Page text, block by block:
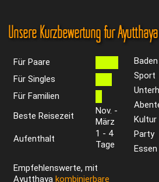
Unsere Kurzbewertung für Ayutthaya
Für Paare
Für Singles
Für Familien
Beste Reisezeit
Nov. -
März
Aufenthalt
1 - 4
Tage
Empfehlenswerte, mit
Ayutthayakombinierbare
Baden
Sport
Kultur
Party
Essen